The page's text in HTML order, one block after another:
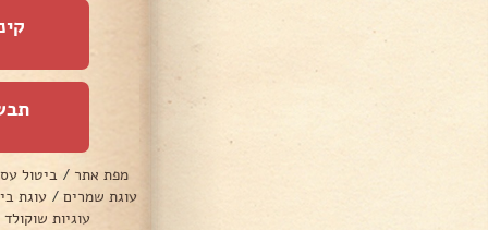
מפת אתר / ביטול
עוגת שמרים / עוגת
עוגיות